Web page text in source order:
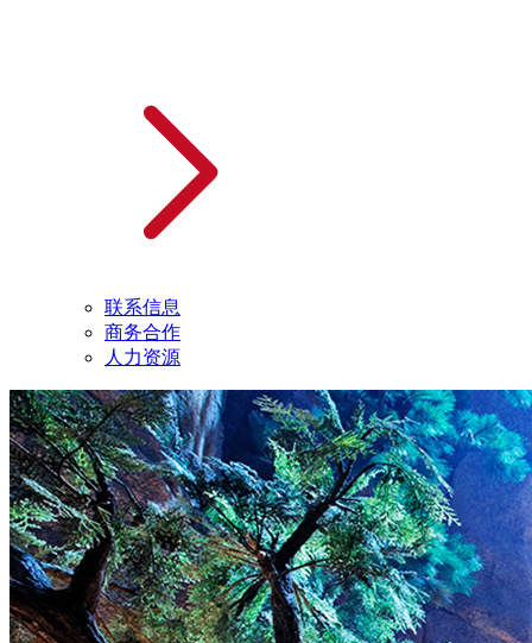
联系信息
商务合作
人力资源